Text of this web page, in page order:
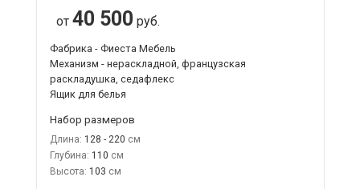
от 40 500 руб.
Фабрика - Фиеста Мебель
Механизм - нераскладной, французская
раскладушка, седафлекс
Ящик для белья
Набор размеров
Длина: 128 - 220
Глубина: 110
Высота: 103